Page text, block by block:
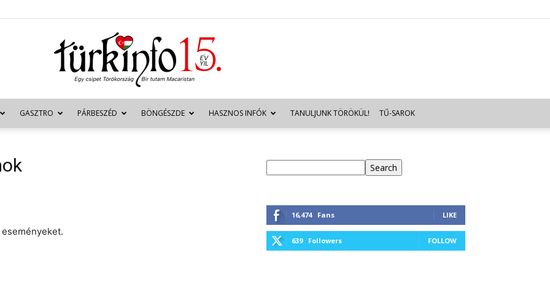
Türkinfo
GASZTRO PÁRBESZÉD BÖNGÉSZDE HASZNOS INFÓK TANULJUNK TÖRÖKÜL! TŰ-SAROK
Search
16,474 Fans LIKE
639 Followers FOLLOW